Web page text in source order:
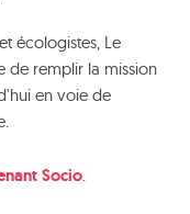
écologistes, Le
de remplir la mission
en voie de
Socio.